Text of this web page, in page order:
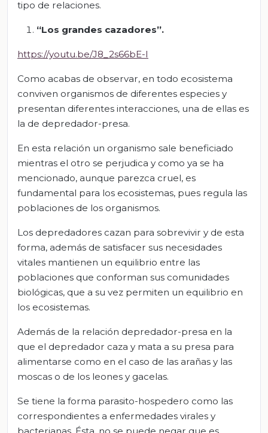
tipo de relaciones.
“Los grandes cazadores”.
https://youtu.be/J8_2s66bE-I
Como acabas de observar, en todo ecosistema
conviven organismos de diferentes especies y
presentan diferentes interacciones, una de ellas es
la de depredador-presa.
En esta relación un organismo sale beneficiado
mientras el otro se perjudica y como ya se ha
mencionado, aunque parezca cruel, es
fundamental para los ecosistemas, pues regula las
poblaciones de los organismos.
Los depredadores cazan para sobrevivir y de esta
forma, además de satisfacer sus necesidades
vitales mantienen un equilibrio entre las
poblaciones que conforman sus comunidades
biológicas, que a su vez permiten un equilibrio en
los ecosistemas.
Además de la relación depredador-presa en la
que el depredador caza y mata a su presa para
alimentarse como en el caso de las arañas y las
moscas o de los leones y gacelas.
Se tiene la forma parasito-hospedero como las
correspondientes a enfermedades virales y
bacterianas. Ésta, no se puede negar que es